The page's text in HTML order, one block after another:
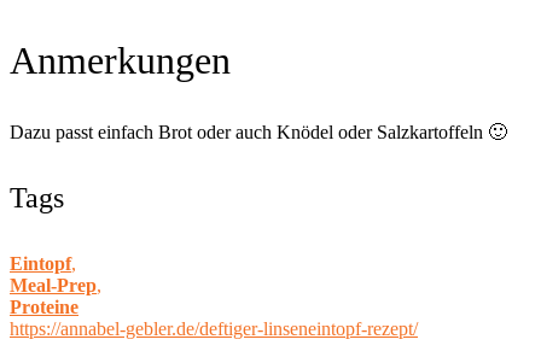
Anmerkungen
Dazu passt einfach Brot oder auch Knödel oder Salzkartoffeln 🙂
Tags
Eintopf,
Meal-Prep,
Proteine
https://annabel-gebler.de/deftiger-linseneintopf-rezept/